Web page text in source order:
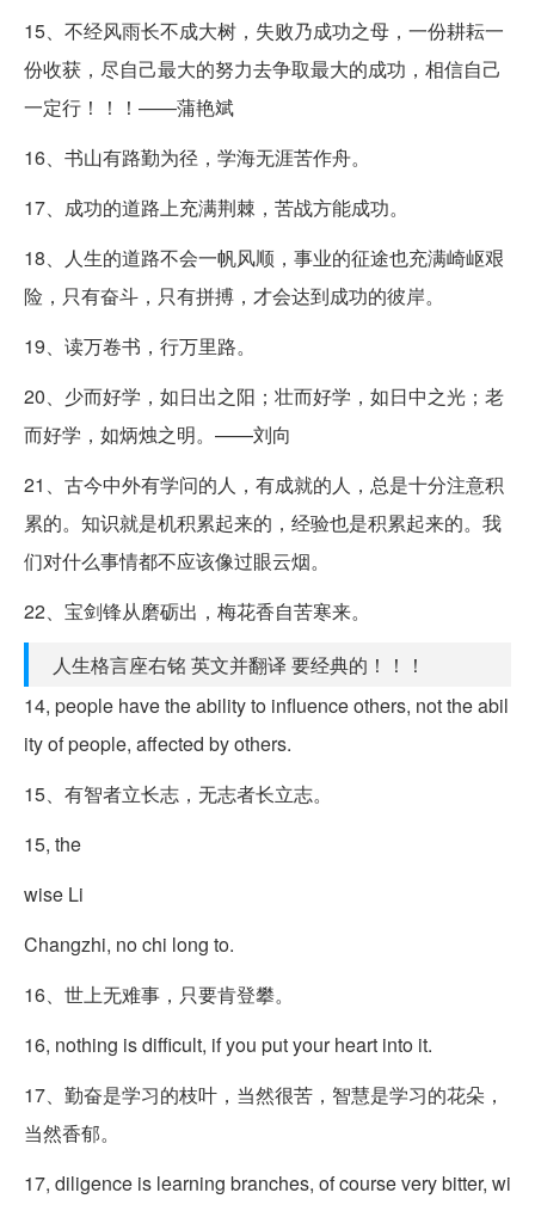
15、不经风雨长不成大树，失败乃成功之母，一份耕耘一
份收获，尽自己最大的努力去争取最大的成功，相信自己
一定行！！！——蒲艳斌
16、书山有路勤为径，学海无涯苦作舟。
17、成功的道路上充满荆棘，苦战方能成功。
18、人生的道路不会一帆风顺，事业的征途也充满崎岖艰
险，只有奋斗，只有拼搏，才会达到成功的彼岸。
19、读万卷书，行万里路。
20、少而好学，如日出之阳；壮而好学，如日中之光；老
而好学，如炳烛之明。——刘向
21、古今中外有学问的人，有成就的人，总是十分注意积
累的。知识就是机积累起来的，经验也是积累起来的。我
们对什么事情都不应该像过眼云烟。
22、宝剑锋从磨砺出，梅花香自苦寒来。
人生格言座右铭 英文并翻译 要经典的！！！
14, people have the ability to influence others, not the abil
ity of people, affected by others.
15、有智者立长志，无志者长立志。
15, the
wise Li
Changzhi, no chi long to.
16、世上无难事，只要肯登攀。
16, nothing is difficult, if you put your heart into it.
17、勤奋是学习的枝叶，当然很苦，智慧是学习的花朵，
当然香郁。
17, diligence is learning branches, of course very bitter, wi